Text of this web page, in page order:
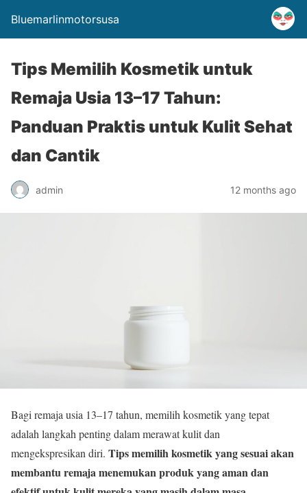
Bluemarlinmotorsusa
Tips Memilih Kosmetik untuk
Remaja Usia 13–17 Tahun:
Panduan Praktis untuk Kulit Sehat
dan Cantik
admin 12 months ago
Bagi remaja usia 13–17 tahun, memilih kosmetik yang tepat
adalah langkah penting dalam merawat kulit dan
mengekspresikan diri. Tips memilih kosmetik yang sesuai akan
membantu remaja menemukan produk yang aman dan